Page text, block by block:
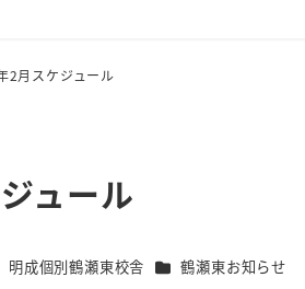
2月スケジュール
ュール
ゴリー
明成個別鶴瀬東校舎 カテゴリー
鶴瀬東お知らせ